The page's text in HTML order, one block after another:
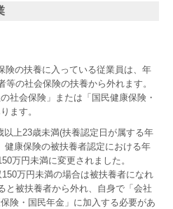
の扶養に入っている従業員は、年
の社会保険の扶養から外れます。
社会保険」または「国民健康保険・
ます。
上23歳未満(扶養認定日が属する年
健康保険の被扶養者認定における年
万円未満に変更されました。
万円未満の場合は被扶養者になれ
と被扶養者から外れ、自身で「会社
険・国民年金」に加入する必要があ